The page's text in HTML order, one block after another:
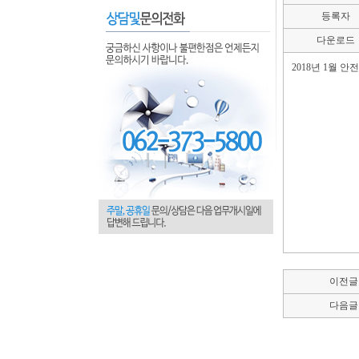
등록자
다운로드
2018년 1월 안
이전글
다음글